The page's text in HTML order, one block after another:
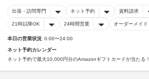
出張・訪問専門 ネット予約 資料請求
21時以降OK 24時間営業 オーダーメイド
本日の営業状況 0:00〜24:00
ネット予約カレンダー
ネット予約で最大10,000円分のAmazonギフトカードが当たる！